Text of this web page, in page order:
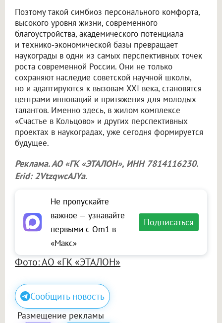
Поэтому такой симбиоз персонального комфорта,
высокого уровня жизни, современного
благоустройства, академического потенциала
и технико-экономической базы превращает
наукограды в одни из самых перспективных точек
роста современной России. Они не только
сохраняют наследие советской научной школы,
но и адаптируются к вызовам XXI века, становятся
центрами инноваций и притяжения для молодых
талантов. Именно здесь, в жилом комплексе
«Счастье в Кольцово» и других перспективных
проектах в наукоградах, уже сегодня формируется
будущее.
Реклама. АО «ГК «ЭТАЛОН», ИНН 7814116230.
Erid: 2VtzqwcAJYa.
Не пропускайте
важное — узнавайте
первыми с Om1 в
«Макс»
Подписаться
Фото: АО «ГК «ЭТАЛОН»
Сообщить новость
Размещение рекламы